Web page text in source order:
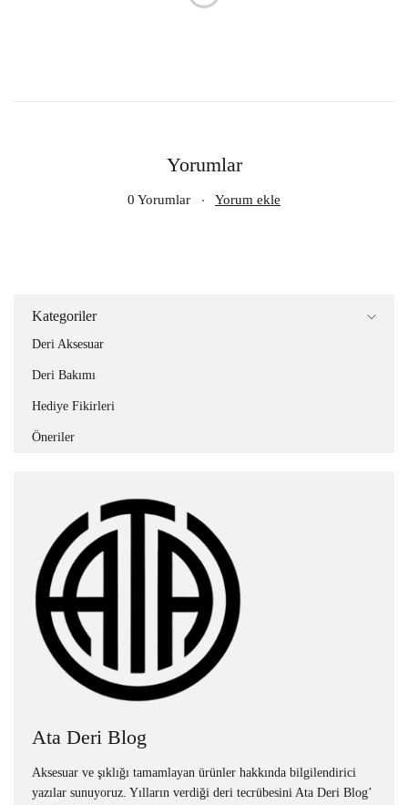
Yorumlar
0 Yorumlar Yorum ekle
Kategoriler
Deri Aksesuar
Deri Bakımı
Hediye Fikirleri
Öneriler
Ata Deri Blog
Aksesuar ve şıklığı tamamlayan ürünler hakkında bilgilendirici
yazılar sunuyoruz. Yılların verdiği deri tecrübesini Ata Deri Blog’